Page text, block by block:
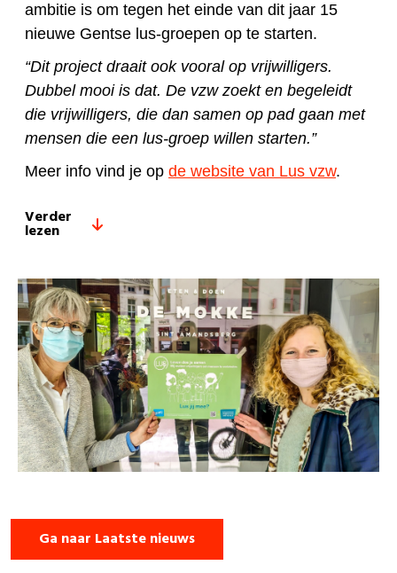
ambitie is om tegen het einde van dit jaar 15
nieuwe Gentse lus-groepen op te starten.
“Dit project draait ook vooral op vrijwilligers.
Dubbel mooi is dat. De vzw zoekt en begeleidt
die vrijwilligers, die dan samen op pad gaan met
mensen die een lus-groep willen starten.”
Meer info vind je op de website van Lus vzw.
Verder
lezen
Ga naar Laatste nieuws